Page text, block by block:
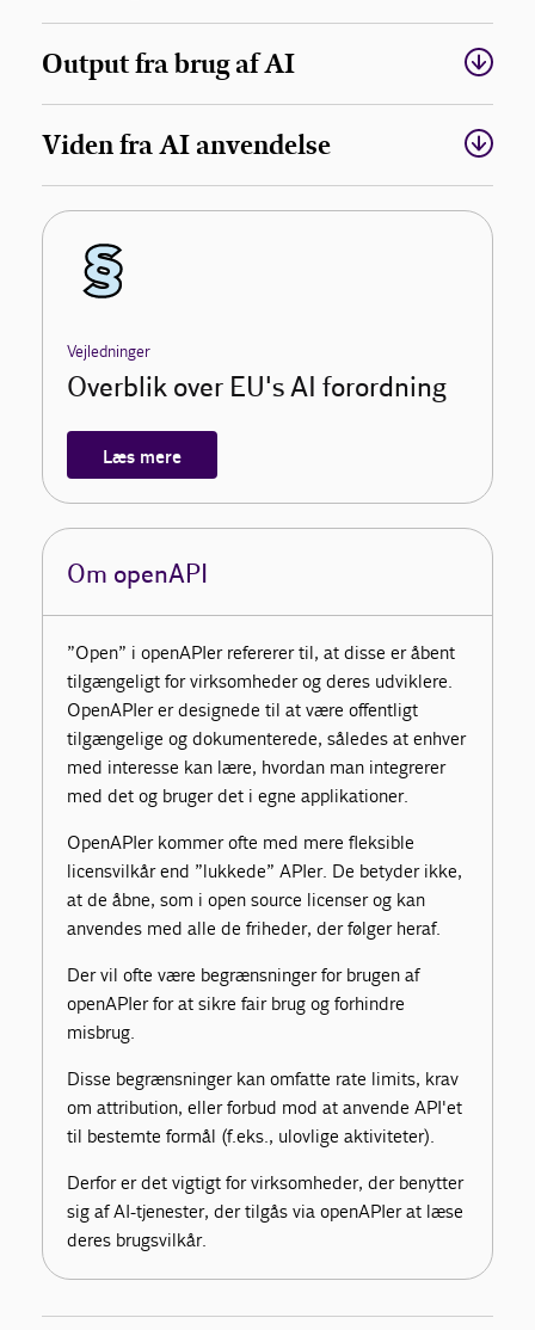
Output fra brug af AI
Viden fra AI anvendelse
Vejledninger
Overblik over EU's AI forordning
Læs mere
Om openAPI
”Open” i openAPIer refererer til, at disse er åbent
tilgængeligt for virksomheder og deres udviklere.
OpenAPIer er designede til at være offentligt
tilgængelige og dokumenterede, således at enhver
med interesse kan lære, hvordan man integrerer
med det og bruger det i egne applikationer.
OpenAPIer kommer ofte med mere fleksible
licensvilkår end ”lukkede” APIer. De betyder ikke,
at de åbne, som i open source licenser og kan
anvendes med alle de friheder, der følger heraf.
Der vil ofte være begrænsninger for brugen af
openAPIer for at sikre fair brug og forhindre
misbrug.
Disse begrænsninger kan omfatte rate limits, krav
om attribution, eller forbud mod at anvende API'et
til bestemte formål (f.eks., ulovlige aktiviteter).
Derfor er det vigtigt for virksomheder, der benytter
sig af AI-tjenester, der tilgås via openAPIer at læse
deres brugsvilkår.